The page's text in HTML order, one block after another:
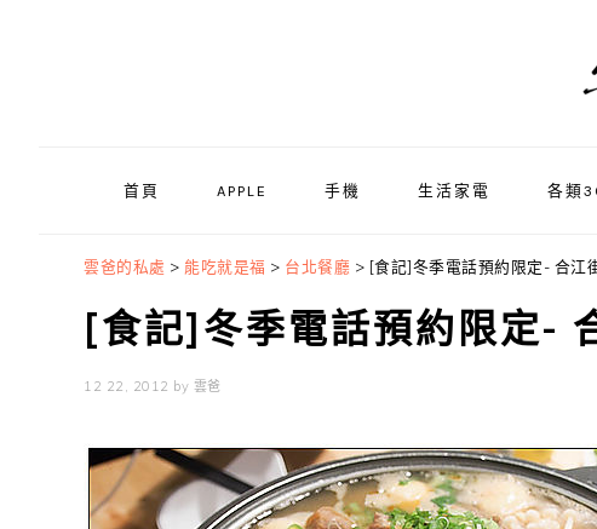
首頁 APPLE 手機 生活家電 各類
雲爸的私處 > 能吃就是福 > 台北餐廳 > [食記]冬季電話預約限定- 合江
[食記]冬季電話預約限定-
12 22, 2012 by 雲爸